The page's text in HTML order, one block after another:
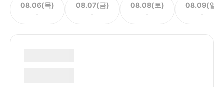
08.06(목)
-
08.07(금)
-
08.08(토)
-
08.09(일)
-